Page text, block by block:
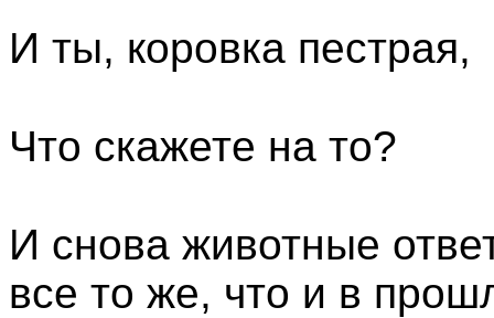
И ты, коровка пестрая,
Что скажете на то?
И снова животные
все то же, что и в